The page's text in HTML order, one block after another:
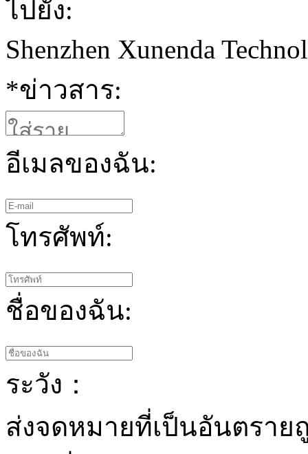
ไปยัง:
Shenzhen Xunenda
*ข่าวสาร:
อีเมลของฉัน:
โทรศัพท์:
ชื่อของฉัน:
ระวัง：
ส่งจดหมายที่เป็นอันตราย